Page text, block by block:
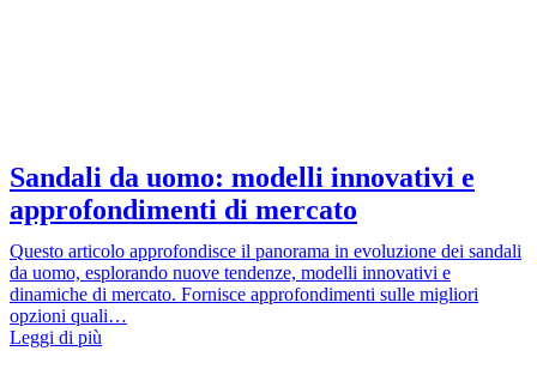
Sandali da uomo: modelli innovativi e
approfondimenti di mercato
Questo articolo approfondisce il panorama in evoluzione dei sandali
da uomo, esplorando nuove tendenze, modelli innovativi e
dinamiche di mercato. Fornisce approfondimenti sulle migliori
opzioni quali…
Leggi di più